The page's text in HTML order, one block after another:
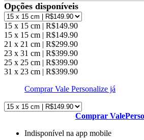
Opções disponíveis
15 x 15 cm | R$149.90
15 x 15 cm | R$149.90
21 x 21 cm | R$299.90
23 x 31 cm | R$399.90
25 x 25 cm | R$399.90
31 x 23 cm | R$399.90
Comprar Vale Personalize já
Comprar Vale
Indisponível na app mobile